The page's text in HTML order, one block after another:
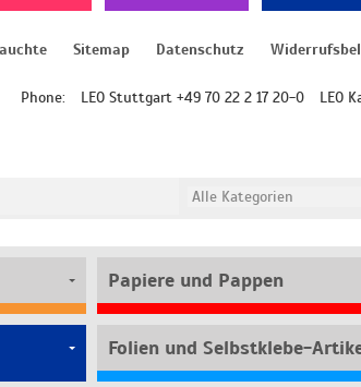
Sitemap Datenschutz
Phone: LEO Stuttgart +49 70 22 2 17 20-0 LEO
Papiere und Pappen
Folien und Selbstklebe-